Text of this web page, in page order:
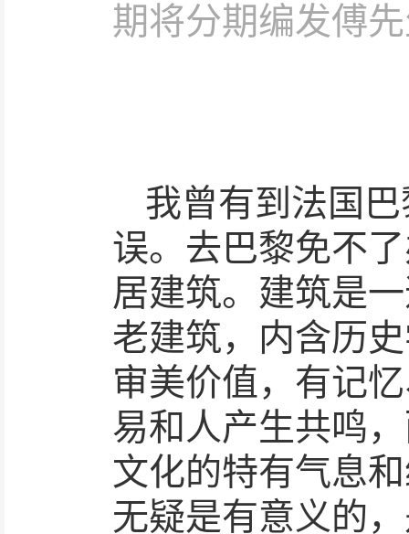
期将分期编发傅
我曾有到法国
误。去巴黎免不
居建筑。建筑是
老建筑，内含历
审美价值，有记
易和人产生共鸣
文化的特有气息
无疑是有意义的